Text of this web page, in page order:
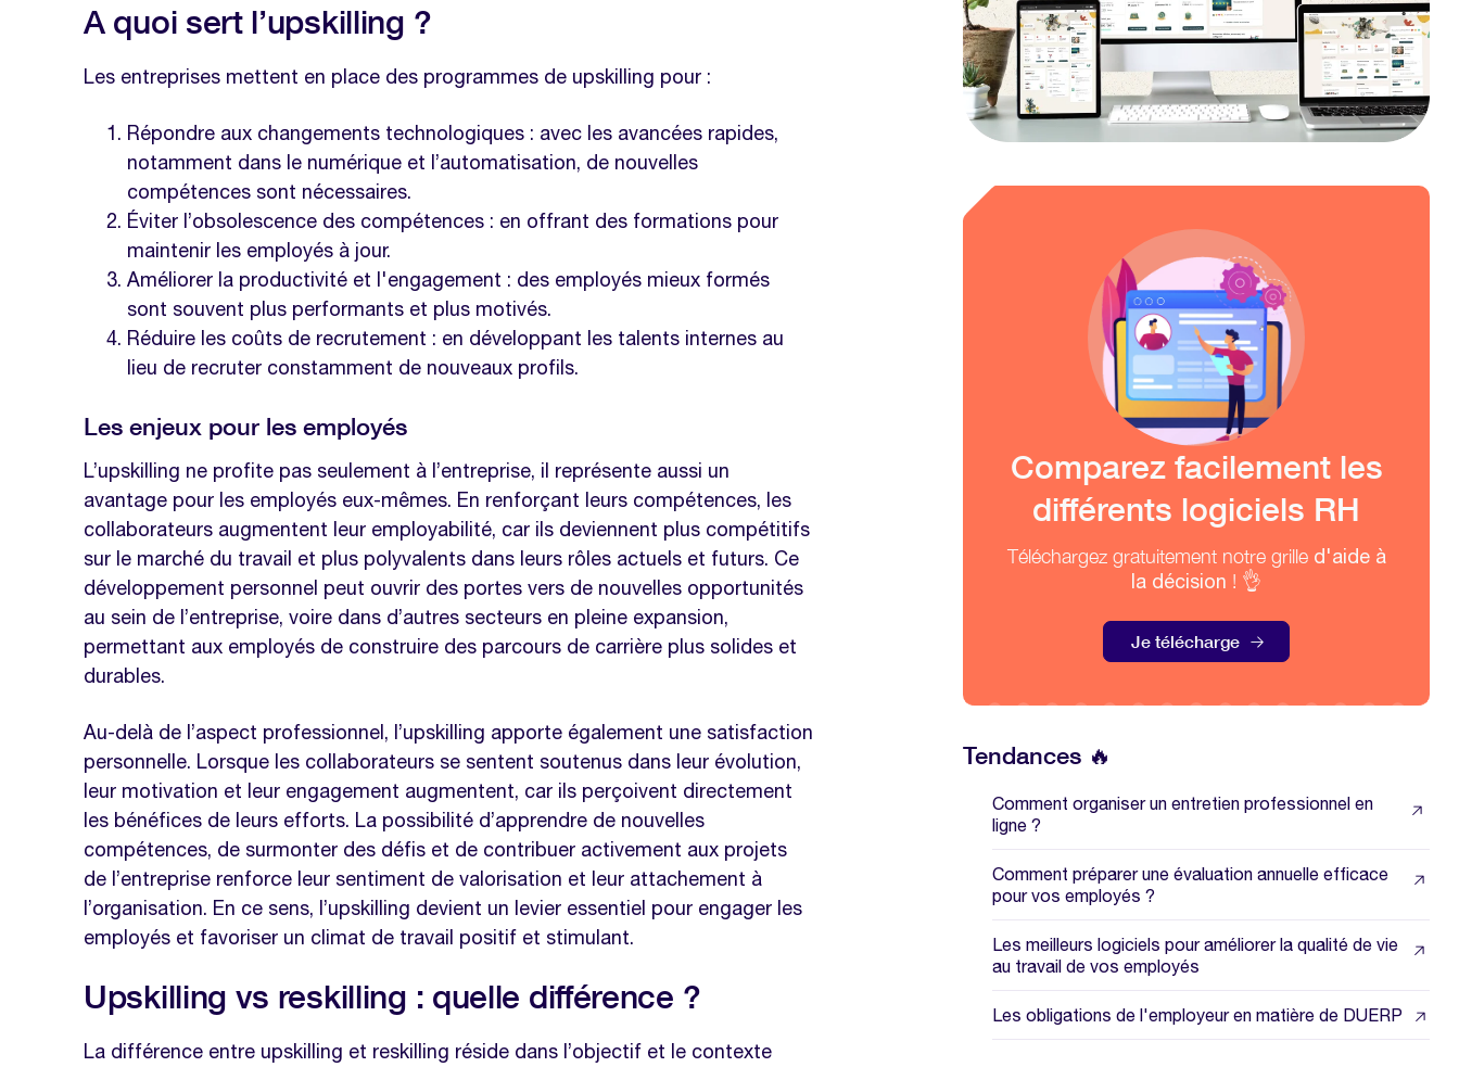
5 - Personnalisation des parcours d’apprentissage
FAQ
Comment identifier un skill gap ?
Quels sont les avantages de l’apprentissage continu ?
Comment encourager les managers à soutenir le développement des
compétences ?
A quoi sert l’upskilling ?
Les entreprises mettent en place des programmes de upskilling pour :
Répondre aux changements technologiques : avec les avancées rapides,
notamment dans le numérique et l’automatisation, de nouvelles
compétences sont nécessaires.
Éviter l’obsolescence des compétences : en offrant des formations pour
maintenir les employés à jour.
Améliorer la productivité et l'engagement : des employés mieux formés
sont souvent plus performants et plus motivés.
Réduire les coûts de recrutement : en développant les talents internes au
lieu de recruter constamment de nouveaux profils.
Les enjeux pour les employés
L’upskilling ne profite pas seulement à l’entreprise, il représente aussi un
avantage pour les employés eux-mêmes. En renforçant leurs compétences, les
collaborateurs augmentent leur employabilité, car ils deviennent plus compétitifs
sur le marché du travail et plus polyvalents dans leurs rôles actuels et futurs. Ce
développement personnel peut ouvrir des portes vers de nouvelles opportunités
au sein de l’entreprise, voire dans d’autres secteurs en pleine expansion,
permettant aux employés de construire des parcours de carrière plus solides et
durables.
Au-delà de l’aspect professionnel, l’upskilling apporte également une satisfaction
personnelle. Lorsque les collaborateurs se sentent soutenus dans leur évolution,
leur motivation et leur engagement augmentent, car ils perçoivent directement
les bénéfices de leurs efforts. La possibilité d’apprendre de nouvelles
compétences, de surmonter des défis et de contribuer activement aux projets
de l’entreprise renforce leur sentiment de valorisation et leur attachement à
l’organisation. En ce sens, l’upskilling devient un levier essentiel pour engager les
employés et favoriser un climat de travail positif et stimulant.
Upskilling vs reskilling : quelle différence ?
La différence entre upskilling et reskilling réside dans l’objectif et le contexte
Comparez facilement les
différents logiciels RH
Téléchargez gratuitement notre grille d'aide à
la décision ! 👌
Je télécharge
Tendances 🔥
Comment organiser un entretien professionnel en
ligne ?
Comment préparer une évaluation annuelle efficace
pour vos employés ?
Les meilleurs logiciels pour améliorer la qualité de vie
au travail de vos employés
Les obligations de l'employeur en matière de DUERP